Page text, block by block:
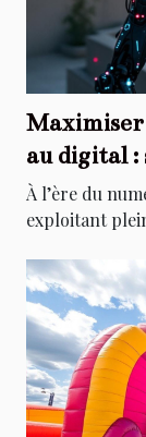
Maximiser
au digital :
À l’ère du
exploitant